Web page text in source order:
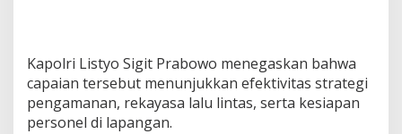
a
k
e
Kapolri Listyo Sigit Prabowo menegaskan bahwa
capaian tersebut menunjukkan efektivitas strategi
pengamanan, rekayasa lalu lintas, serta kesiapan
personel di lapangan.